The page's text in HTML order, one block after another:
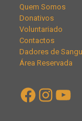
Quem Somos
Donativos
Voluntariado
Contactos
Dadores de
Área Reservada
Facebook